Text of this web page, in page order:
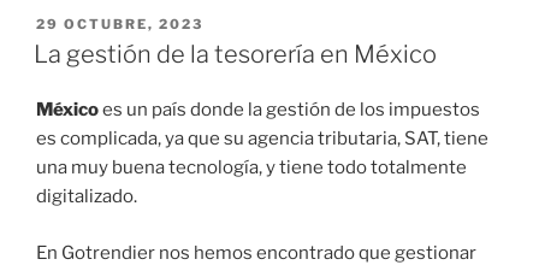
PUBLICADO
EL
29 OCTUBRE, 2023
La gestión de la tesorería en México
Méxicoes un país donde la gestión de los impuestos
es complicada, ya que su agencia tributaria, SAT, tiene
una muy buena tecnología, y tiene todo totalmente
digitalizado.
En Gotrendier nos hemos encontrado que gestionar